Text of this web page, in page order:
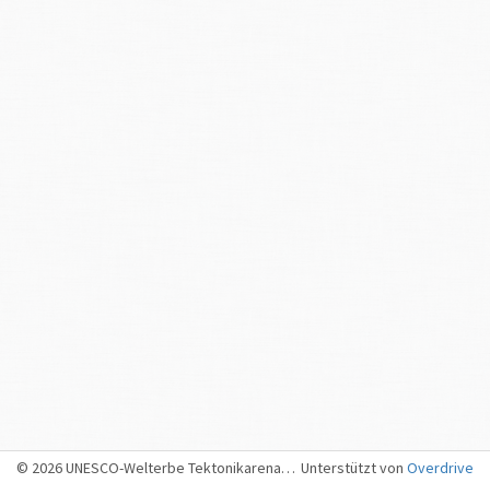
© 2026 UNESCO-Welterbe Tektonikarena Sardona, Sargans Unterstützt von Overdrive